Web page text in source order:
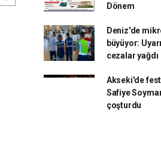
Dönem
Deniz'de
büyüyor:
cezalar yağdı
Akseki'de
Safiye
çoşturdu